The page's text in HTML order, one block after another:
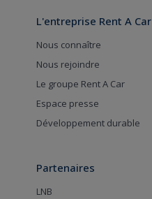
L'entreprise Rent A Car
Nous connaître
Nous rejoindre
Le groupe Rent A Car
Espace presse
Développement durable
Partenaires
LNB